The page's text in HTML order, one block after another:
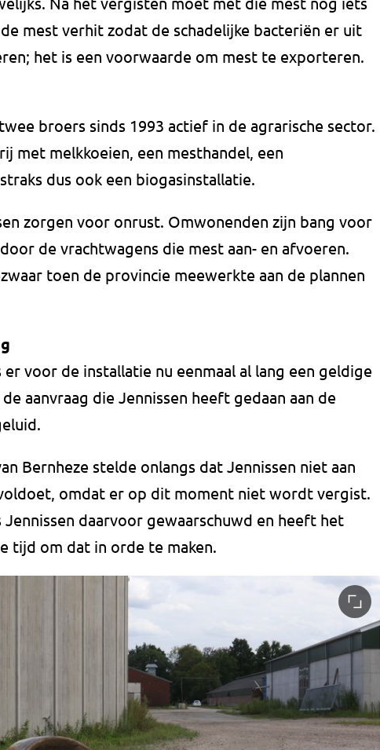
mest verhit zodat de schadelijke bacteriën er uit
het is een voorwaarde om mest te exporteren.
broers sinds 1993 actief in de agrarische sector.
met melkkoeien, een mesthandel, een
dus ook een biogasinstallatie.
zorgen voor onrust. Omwonenden zijn bang voor
de vrachtwagens die mest aan- en afvoeren.
toen de provincie meewerkte aan de plannen
voor de installatie nu eenmaal al lang een geldige
aanvraag die Jennissen heeft gedaan aan de
Bernheze stelde onlangs dat Jennissen niet aan
omdat er op dit moment niet wordt vergist.
daarvoor gewaarschuwd en heeft het
tijd om dat in orde te maken.